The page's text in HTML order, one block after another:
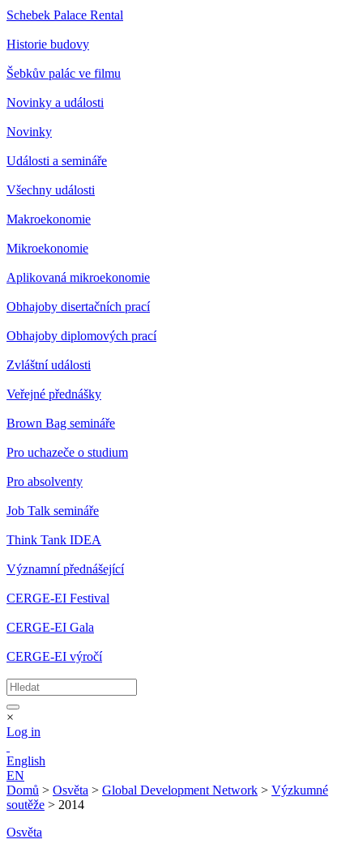
Schebek Palace Rental
Historie budovy
Šebkův palác ve filmu
Novinky a události
Novinky
Události a semináře
Všechny události
Makroekonomie
Mikroekonomie
Aplikovaná mikroekonomie
Obhajoby disertačních prací
Obhajoby diplomových prací
Zvláštní události
Veřejné přednášky
Brown Bag semináře
Pro uchazeče o studium
Pro absolventy
Job Talk semináře
Think Tank IDEA
Významní přednášející
CERGE-EI Festival
CERGE-EI Gala
CERGE-EI výročí
×
Log in
English
EN
Domů > Osvěta > Global Development Network > Výzkumné
soutěže > 2014
Osvěta